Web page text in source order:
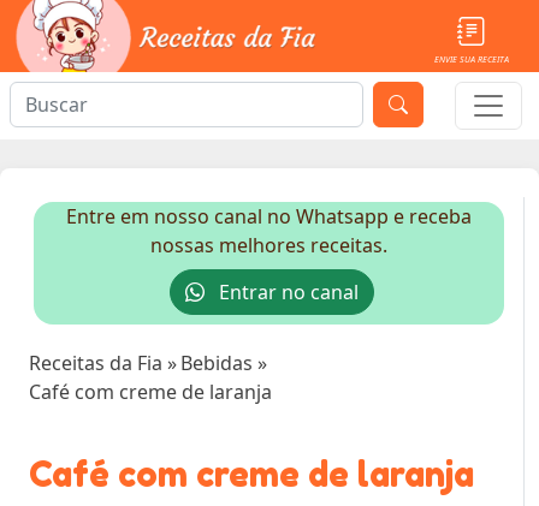
ENVIE SUA RECEITA
Entre em nosso canal no Whatsapp e receba
nossas melhores receitas.
Entrar no canal
Receitas da Fia »Bebidas »
Café com creme de laranja
Café com creme de laranja